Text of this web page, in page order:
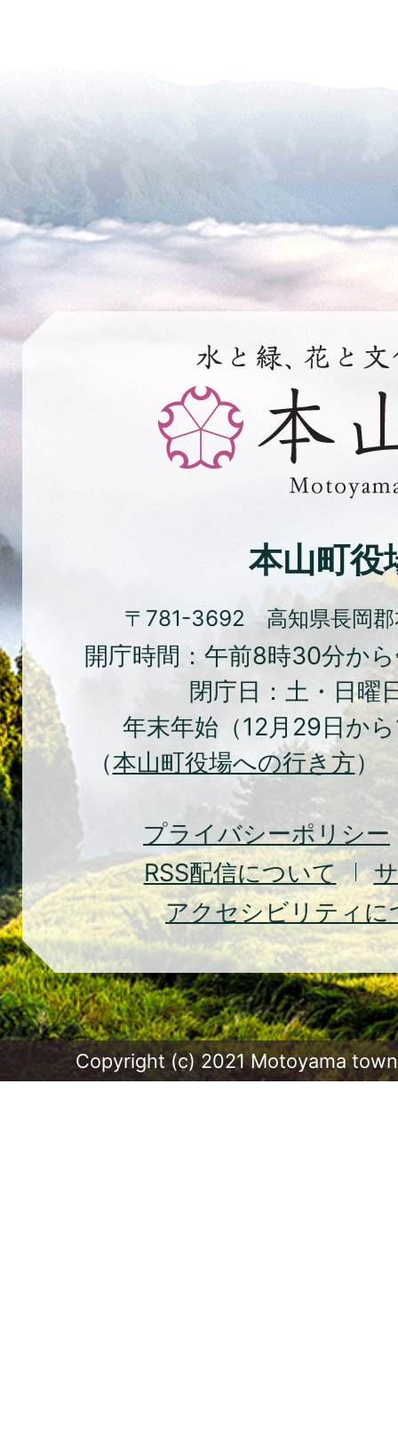
水
緑、
花
と
化
の
ま
ち
本
山
町
Town
本山町役
〒781-3692 高知県長岡郡
開庁時間：午前8時30分か
閉庁日：土・日曜
年末年始（12月29日か
（本山町役場への行き方）
プライバシーポリシー
RSS配信について
アクセシビリティに
Copyright (c) 2021 Motoyama